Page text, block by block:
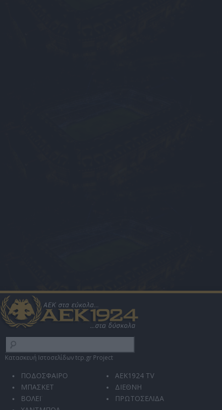
Κατασκευή Ιστοσελίδων tcp.gr Project
ΠΟΔΟΣΦΑΙΡΟ
ΜΠΑΣΚΕΤ
ΒΟΛΕΪ
AEK1924 TV
ΔΙΕΘΝΗ
ΠΡΩΤΟΣΕΛΙΔΑ